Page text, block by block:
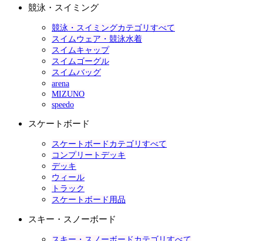
競泳・スイミング
競泳・スイミングカテゴリすべて
スイムウェア・競泳水着
スイムキャップ
スイムゴーグル
スイムバッグ
arena
MIZUNO
speedo
スケートボード
スケートボードカテゴリすべて
コンプリートデッキ
デッキ
ウィール
トラック
スケートボード用品
スキー・スノーボード